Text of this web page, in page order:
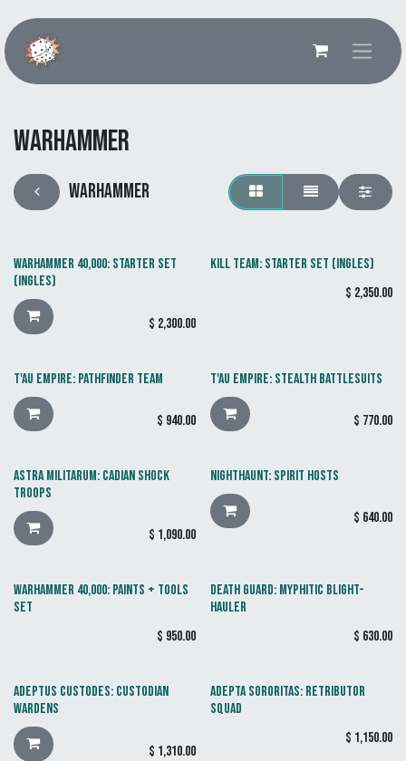
Warhammer
Warhammer
WARHAMMER 40,000: STARTER SET
(INGLES)
$ 2,300.00
KILL TEAM: STARTER SET (INGLES)
$ 2,350.00
T'AU EMPIRE: PATHFINDER TEAM
$ 940.00
T'AU EMPIRE: STEALTH BATTLESUITS
$ 770.00
ASTRA MILITARUM: CADIAN SHOCK
TROOPS
$ 1,090.00
NIGHTHAUNT: SPIRIT HOSTS
$ 640.00
WARHAMMER 40,000: PAINTS + TOOLS
SET
$ 950.00
DEATH GUARD: MYPHITIC BLIGHT-
HAULER
$ 630.00
ADEPTUS CUSTODES: CUSTODIAN
WARDENS
$ 1,310.00
ADEPTA SORORITAS: RETRIBUTOR
SQUAD
$ 1,150.00